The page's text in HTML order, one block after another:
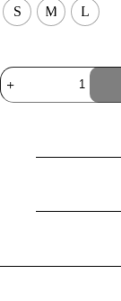
S M L
Short
Golden
Dune